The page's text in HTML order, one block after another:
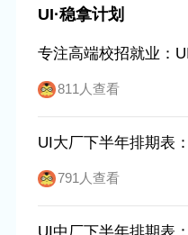
UI·稳拿计划
专注高端校招就业：
要在每个环节的前20%
811人查看
UI大厂下半年排期表
也要抢
791人查看